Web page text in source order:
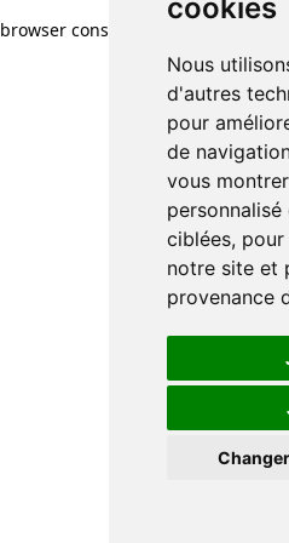
cookies
Nous
d'autres
pour
de
vous
ciblées,
notre site et
provenance
browser console for more